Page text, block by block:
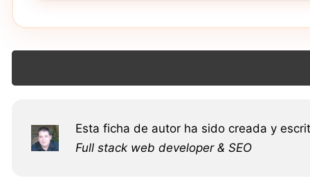
Esta ficha de autor ha sido creada y
Full stack web developer & SEO